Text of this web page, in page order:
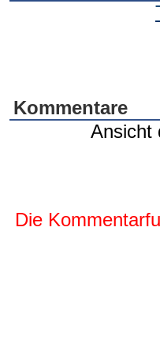
Kommentare
Ansicht
Die